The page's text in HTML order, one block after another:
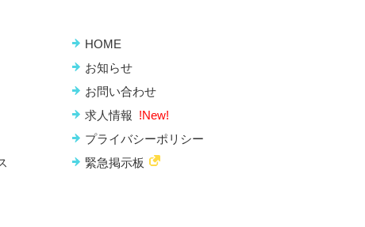
HOME
お知らせ
お問い合わせ
求人情報 !New!
プライバシーポリシー
緊急掲示板